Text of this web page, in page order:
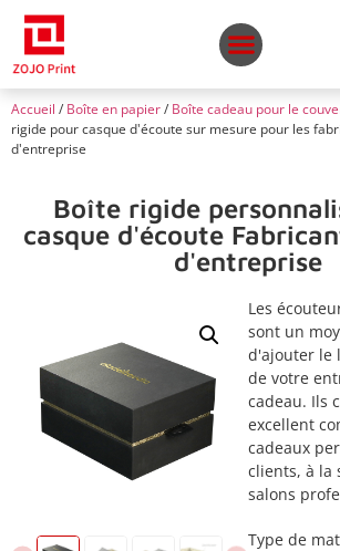
Accueil / Boîte en papier/ Boîte cadeau pour le
rigide pour casque d'écoute sur mesure pour les
d'entreprise
Boîte rigide
casque d'écoute
d'entreprise
Les
sont un
d'ajouter le
de votre
cadeau. Ils
excellent
cadeaux
clients, à la
salons
Type de